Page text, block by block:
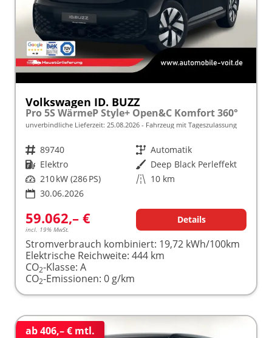
Volkswagen ID. BUZZ
Pro 5S WärmeP Style+ Open&C Komfort 360°
unverbindliche Lieferzeit: 25.08.2026 Fahrzeug mit Tageszulassung
Fahrzeugnr. 89740 Getriebe Automatik
Kraftstoff Elektro Außenfarbe Deep Black Perleffekt
Leistung 210 kW (286 PS) Kilometerstand 10 km
30.06.2026
59.062,– €
incl. 19% MwSt.
Details
Stromverbrauch kombiniert: 19,72 kWh/100km
Elektrische Reichweite: 444 km
CO2-Klasse: A
CO2-Emissionen: 0 g/km
ab 406,– € mtl.